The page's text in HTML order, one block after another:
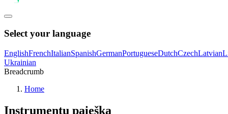
Select your language
EnglishFrenchItalianSpanishGermanPortugueseDutchCzechLatvian
Ukrainian
Breadcrumb
Home
Instrumentų paieška